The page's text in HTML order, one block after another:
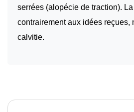
serrées (alopécie de traction).
contrairement aux idées reçues,
calvitie.